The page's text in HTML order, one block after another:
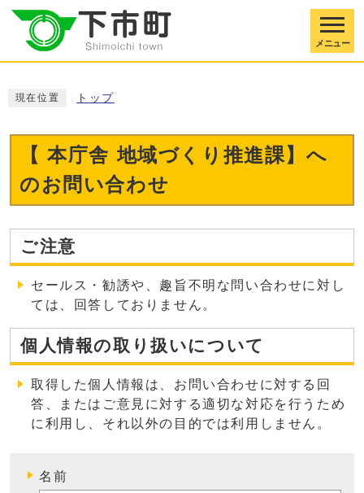
メニュー
現在位置 トップ
【 本庁舎 地域づくり推進課】へ
のお問い合わせ
ご注意
セールス・勧誘や、趣旨不明な問い合わせに対し
ては、回答しておりません。
個人情報の取り扱いについて
取得した個人情報は、お問い合わせに対する回
答、またはご意見に対する適切な対応を行うため
に利用し、それ以外の目的では利用しません 。
名前